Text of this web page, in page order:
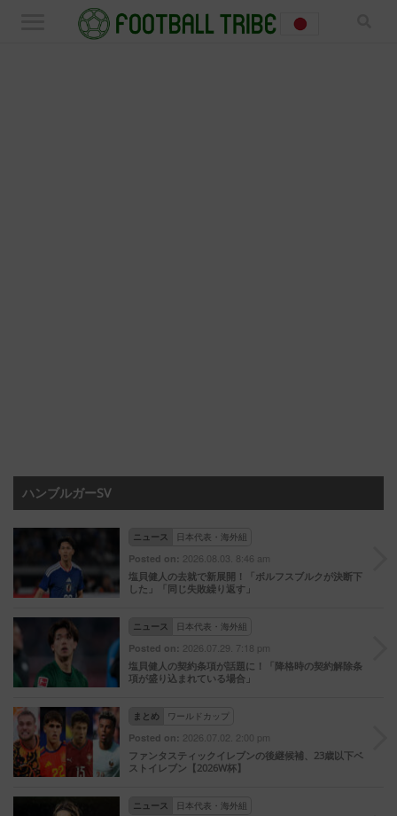
ハンブルガーSV
ニュース 日本代表・海外組
Posted on: 2026.08.03. 8:46 am
塩貝健人の去就で新展開！「ボルフスブルクが決断下
した」「同じ失敗繰り返す」
ニュース 日本代表・海外組
Posted on: 2026.07.29. 7:18 pm
塩貝健人の契約条項が話題に！「降格時の契約解除条
項が盛り込まれている場合」
まとめ ワールドカップ
Posted on: 2026.07.02. 2:00 pm
ファンタスティックイレブンの後継候補、23歳以下ベ
ストイレブン【2026W杯】
ニュース 日本代表・海外組